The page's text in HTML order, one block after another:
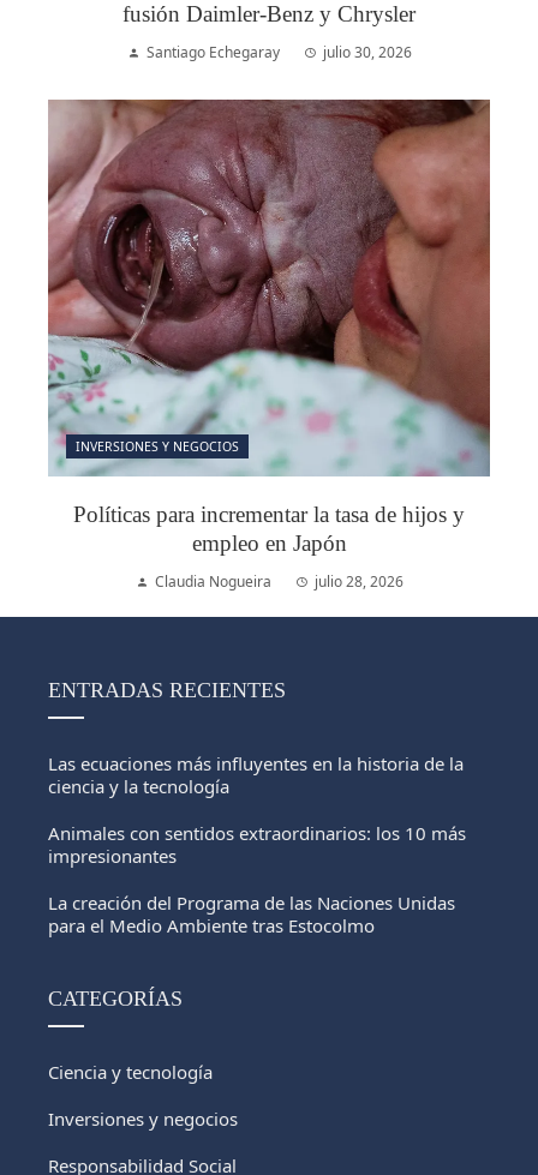
fusión Daimler-Benz y Chrysler
Santiago Echegaray julio 30, 2026
INVERSIONES Y NEGOCIOS
Políticas para incrementar la tasa de hijos y
empleo en Japón
Claudia Nogueira julio 28, 2026
ENTRADAS RECIENTES
Las ecuaciones más influyentes en la historia de la
ciencia y la tecnología
Animales con sentidos extraordinarios: los 10 más
impresionantes
La creación del Programa de las Naciones Unidas
para el Medio Ambiente tras Estocolmo
CATEGORÍAS
Ciencia y tecnología
Inversiones y negocios
Responsabilidad Social